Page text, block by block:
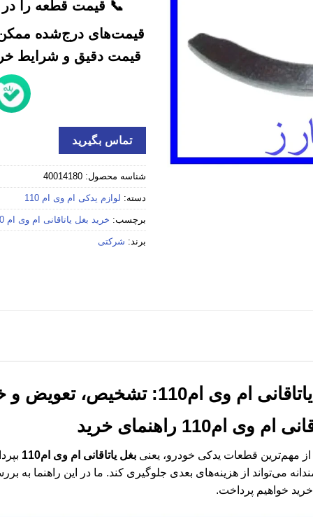
📞 قیمت قطعه را در
قیمت‌های درج‌شده ممکن
قیمت دقیق و شرایط
تماس بگیرید
شناسه محصول: 40014180
دسته: لوازم یدکی ام وی ام 110
برچسب: خرید بغل یاتاقانی ام وی ام 110 استوک
برند: شرکتی
تشخیص، تعویض و خرید مطمئن
ام وی ام110
راهنمای خرید
مهم‌ترین قطعات یدکی خودرو، یعنی بغل یاتاقانی ام وی ام110
می‌تواند از هزینه‌های بعدی جلوگیری کند. ما در این راهنما
خواهیم پرداخت.